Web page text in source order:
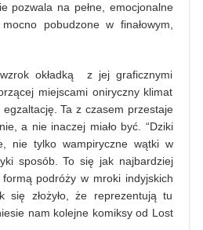
pozwala na pełne, emocjonalne
pobudzone w finałowym,
okładką z jej graficznymi
miejscami oniryczny klimat
Ta z czasem przestaje
a nie inaczej miało być. “Dziki
nie tylko wampiryczne wątki w
sposób. To się jak najbardziej
podróży w mroki indyjskich
złożyło, że reprezentują tu
nam kolejne komiksy od Lost